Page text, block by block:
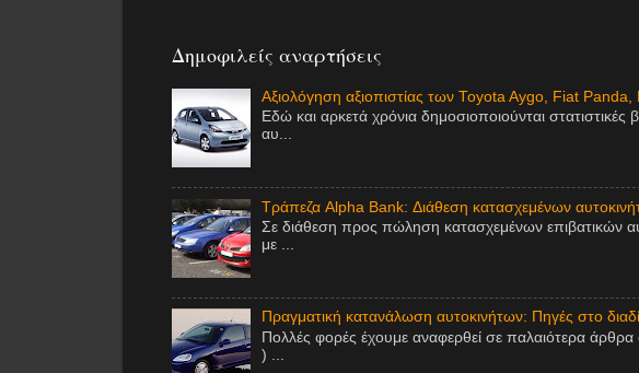
Δημοφιλείς αναρτήσεις
Αξιολόγηση αξιοπιστίας των Toyota Aygo, Fiat
Εδώ και αρκετά χρόνια δημοσιοποιούνται
αυ...
Τράπεζα Alpha Bank: Διάθεση κατασχεμένων
Σε διάθεση προς πώληση κατασχεμένων επιβατικών
με ...
Πραγματική κατανάλωση αυτοκινήτων: Πηγές στο
Πολλές φορές έχουμε αναφερθεί σε παλαιότερα
) ...